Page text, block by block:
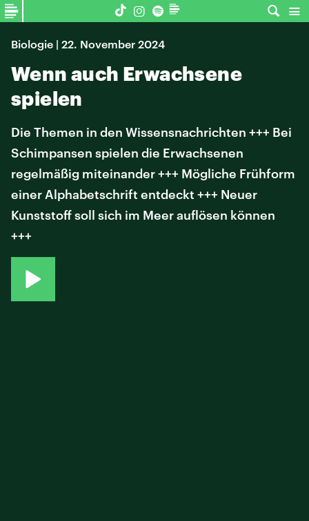
Biologie | 22. November 2024
Wenn auch Erwachsene
spielen
Die Themen in den Wissensnachrichten +++ Bei
Schimpansen spielen die Erwachsenen
regelmäßig miteinander +++ Mögliche Frühform
einer Alphabetschrift entdeckt +++ Neuer
Kunststoff soll sich im Meer auflösen können
+++